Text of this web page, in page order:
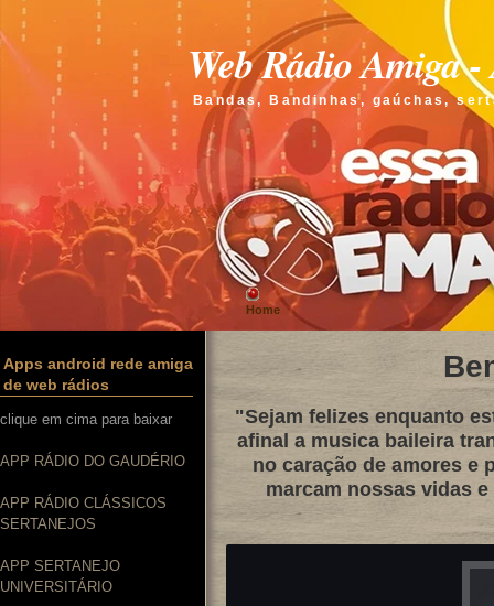
Web Rádio Amiga
Bandas, Bandinhas, gaúchas,
Home
Apps android rede amiga
de web rádios
clique em cima para baixar
APP RÁDIO DO GAUDÉRIO
APP RÁDIO CLÁSSICOS
SERTANEJOS
APP SERTANEJO
UNIVERSITÁRIO
"Sejam felizes enquanto
afinal a musica baileira
no caração de amores e
marcam nossas vidas